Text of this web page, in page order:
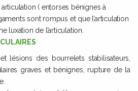
( entorses bénignes à
sont rompus et que l’articulation
luxation de l’articulation.
lésions des bourrelets stabilisateurs,
graves et bénignes, rupture de la